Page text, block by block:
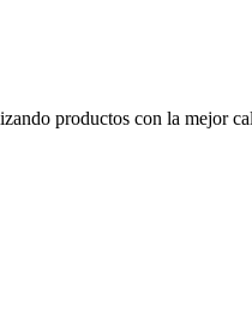
productos con la mejor